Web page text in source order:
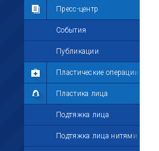
Пресс-центр
События
Публикации
Пластические операции
Пластика лица
Подтяжка лица
Подтяжка лица нитями
Мои друзья
Моё избранное
Мои настройки